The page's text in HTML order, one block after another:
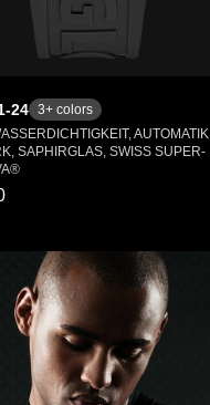
24 3+ colors
AUTOMATIK
SAPHIRGLAS, SWISS SUPER-